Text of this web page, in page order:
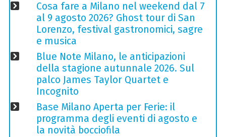
Cosa fare a Milano nel weekend dal 7
al 9 agosto 2026? Ghost tour di San
Lorenzo, festival gastronomici, sagre
e musica
Blue Note Milano, le anticipazioni
della stagione autunnale 2026. Sul
palco James Taylor Quartet e
Incognito
Base Milano Aperta per Ferie: il
programma degli eventi di agosto e
la novità bocciofila